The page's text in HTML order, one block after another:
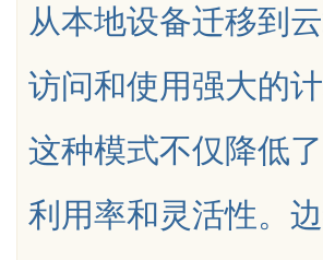
uz
从本地设备迁移到
访问和使用强大的
这种模式不仅降低
利用率和灵活性。